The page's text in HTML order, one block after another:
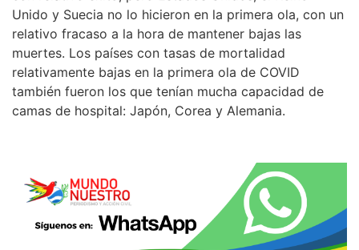
Unido y Suecia no lo hicieron en la primera ola, con un
relativo fracaso a la hora de mantener bajas las
muertes. Los países con tasas de mortalidad
relativamente bajas en la primera ola de COVID
también fueron los que tenían mucha capacidad de
camas de hospital: Japón, Corea y Alemania.